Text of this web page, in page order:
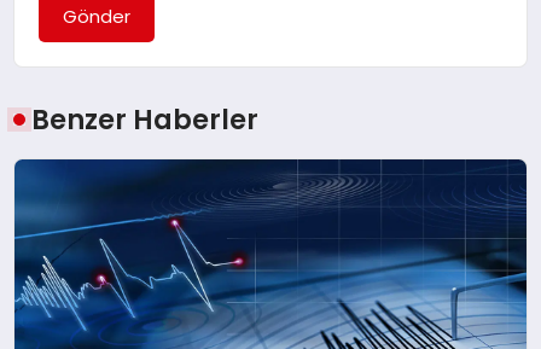
Gönder
Benzer Haberler